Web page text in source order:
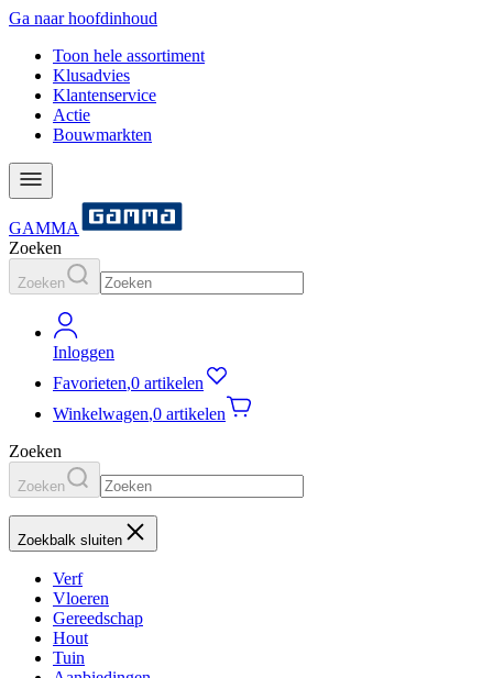
Ga naar hoofdinhoud
Toon hele assortiment
Klusadvies
Klantenservice
Actie
Bouwmarkten
GAMMA
Zoeken
Zoeken
Inloggen
Favorieten,0 artikelen
Winkelwagen,0 artikelen
Zoeken
Zoeken
Zoekbalk sluiten
Verf
Vloeren
Gereedschap
Hout
Tuin